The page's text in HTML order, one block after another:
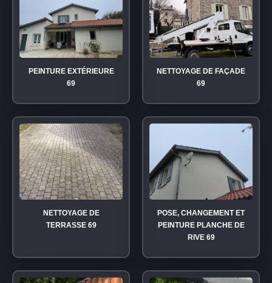
PEINTURE EXTÉRIEURE
69
NETTOYAGE DE FAÇADE
69
NETTOYAGE DE
TERRASSE 69
POSE, CHANGEMENT ET
PEINTURE PLANCHE DE
RIVE 69